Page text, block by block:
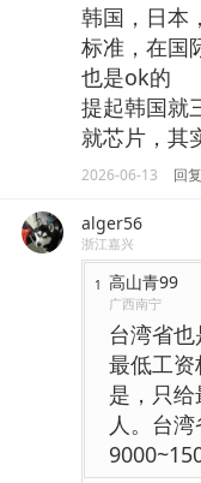
韩国，日本
标准，在国
也是ok的
提起韩国就
就芯片，其
2026-06-13 回复
alger56
浙江嘉兴
1 高山青99
广西南宁
台湾省
最低工
是，只
人。台